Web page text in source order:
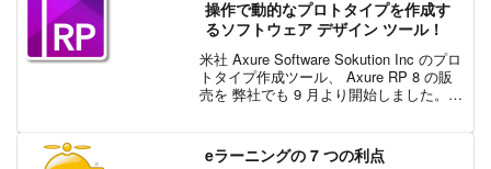
操作で動的なプロトタイプを作成す
るソフトウェア デザイン ツール！
米社 Axure Software Sokution Inc のプロ
トタイプ作成ツール、 Axure RP 8 の販
売を 弊社でも 9 月より開始しました。今
eラーニングの 7 つの利点